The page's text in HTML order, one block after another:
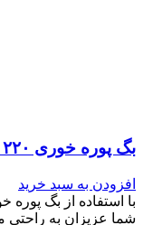
بگ پوره خوری ۲۲۰ میل ماربل سفید تویست شیک
افزودن به سبد خرید
شما عزیزان به راحتی